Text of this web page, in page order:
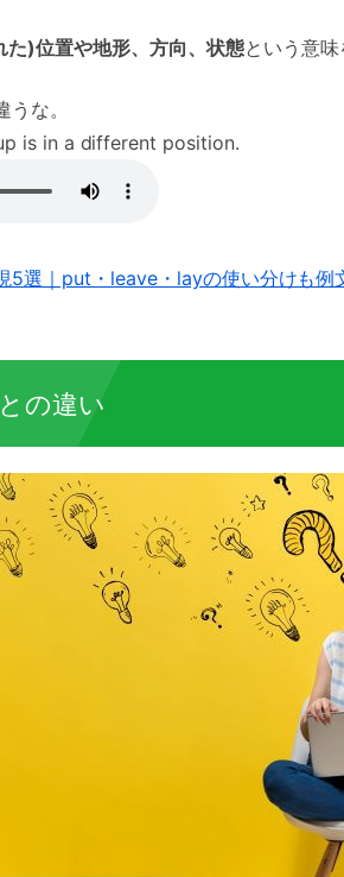
た)位置や地形、方向、状態という意味
な。
is in a different position.
5選｜put・leave・layの使い分けも例
の違い